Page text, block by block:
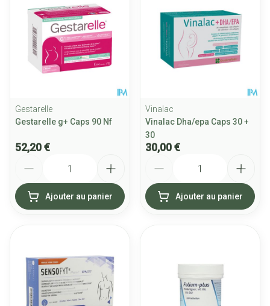
Gestarelle
Gestarelle g+ Caps 90 Nf
52,20 €
Ajouter au panier
Vinalac
Vinalac Dha/epa Caps 30 +
30
30,00 €
Ajouter au panier